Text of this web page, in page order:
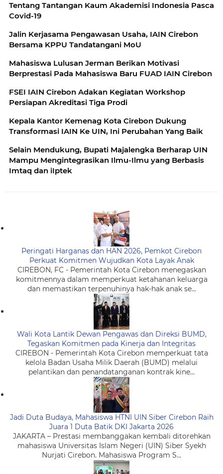
Tentang Tantangan Kaum Akademisi Indonesia Pasca
Covid-19
Jalin Kerjasama Pengawasan Usaha, IAIN Cirebon
Bersama KPPU Tandatangani MoU
Mahasiswa Lulusan Jerman Berikan Motivasi
Berprestasi Pada Mahasiswa Baru FUAD IAIN Cirebon
FSEI IAIN Cirebon Adakan Kegiatan Workshop
Persiapan Akreditasi Tiga Prodi
Kepala Kantor Kemenag Kota Cirebon Dukung
Transformasi IAIN Ke UIN, Ini Perubahan Yang Baik
Selain Mendukung, Bupati Majalengka Berharap UIN
Mampu Mengintegrasikan Ilmu-Ilmu yang Berbasis
Imtaq dan iIptek
Peringati Harganas dan HAN 2026, Pemkot Cirebon
Perkuat Komitmen Wujudkan Kota Layak Anak
CIREBON, FC - Pemerintah Kota Cirebon menegaskan
komitmennya dalam memperkuat ketahanan keluarga
dan memastikan terpenuhinya hak-hak anak se...
Wali Kota Lantik Dewan Pengawas dan Direksi BUMD,
Tegaskan Komitmen pada Kinerja dan Integritas
CIREBON - Pemerintah Kota Cirebon memperkuat tata
kelola Badan Usaha Milik Daerah (BUMD) melalui
pelantikan dan penandatanganan kontrak kine...
Jadi Duta Budaya, Mahasiswa HTNI UIN Siber Cirebon Raih
Juara 1 Duta Batik DKI Jakarta 2026
JAKARTA – Prestasi membanggakan kembali ditorehkan
mahasiswa Universitas Islam Negeri (UIN) Siber Syekh
Nurjati Cirebon. Mahasiswa Program S...